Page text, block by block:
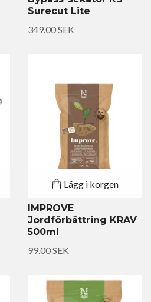
Surecut Lite
349.00 SEK
Lägg i korgen
IMPROVE
Jordförbättring KRAV
500ml
99.00 SEK